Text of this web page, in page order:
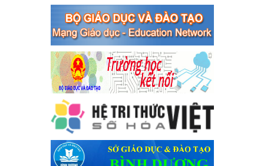
phạm, vi phạm pháp luật liên quan đến hoạt động tổ chức đánh
bạc và đánh bạc
Ngày ban hành: 04/03/2024
Kế hoạch Tổ chức Hội trại truyền thống học sinh thị xã Bến
Cát Lần thứ VIII, năm học 2023-2024
Kế hoạch Tổ chức Hội trại truyền thống học sinh thị xã Bến Cát
Lần thứ VIII, năm học 2023-2024
Ngày ban hành: 28/12/2023
Phối hợp rà soát nhu cầu tiêm vắc xin phòng Covid 19
Phối hợp rà soát nhu cầu tiêm vắc xin phòng Covid 19
Ngày ban hành: 22/11/2023